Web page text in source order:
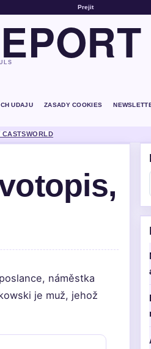
Prejit
UDAJU ZASADY COOKIES
CASTSWORLD
náměstka
je muž, jehož